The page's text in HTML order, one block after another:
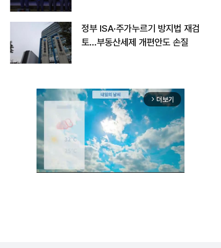
정부 ISA·주가누르기 방지법 재검
토…부동산세제 개편안도 손질
arrow_forward_ios 더보기